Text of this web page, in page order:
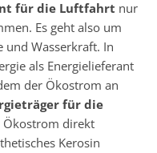
für die Luftfahrt nur
Es geht also um
und Wasserkraft. In
als Energielieferant
der Ökostrom an
für die
Ökostrom direkt
Kerosin